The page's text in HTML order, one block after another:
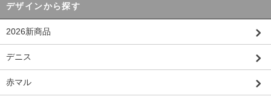
デザインから探す
2026新商品
デニス
赤マル